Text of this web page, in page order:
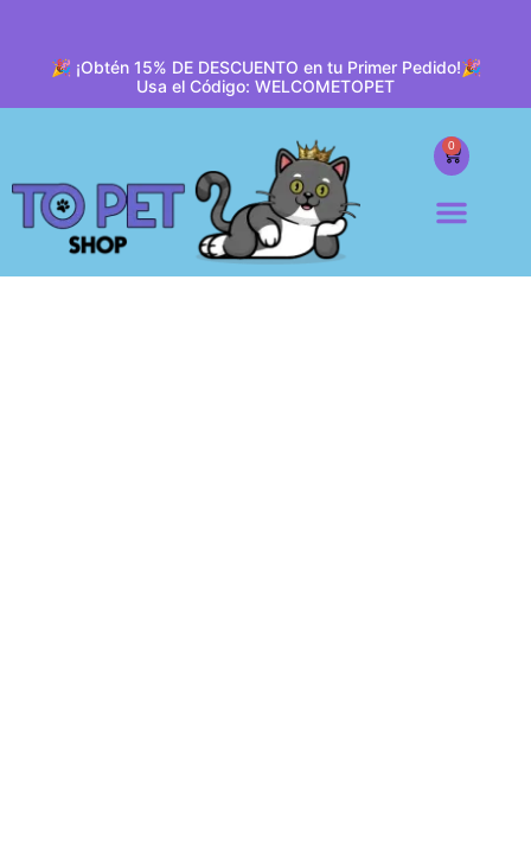
🎉 ¡Obtén 15% DE DESCUENTO en tu Primer Pedido!🎉
Usa el Código: WELCOMETOPET
0